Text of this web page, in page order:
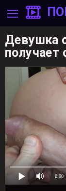
Девушка
получает
0:00